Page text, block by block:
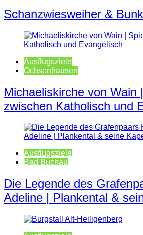
Schanzwiesweiher &
Ausflugsziele
Ochsenhausen
Michaeliskirche von Wain
zwischen Katholisch und
Ausflugsziele
Bad Buchau
Die Legende des
Adeline | Plankental &